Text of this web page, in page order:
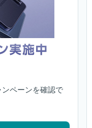
ペーンを確認で